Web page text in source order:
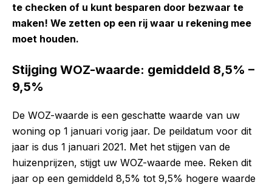
te checken of u kunt besparen door bezwaar te
maken! We zetten op een rij waar u rekening mee
moet houden.
Stijging WOZ-waarde: gemiddeld 8,5% –
9,5%
De WOZ-waarde is een geschatte waarde van uw
woning op 1 januari vorig jaar. De peildatum voor dit
jaar is dus 1 januari 2021. Met het stijgen van de
huizenprijzen, stijgt uw WOZ-waarde mee. Reken dit
jaar op een gemiddeld 8,5% tot 9,5% hogere waarde